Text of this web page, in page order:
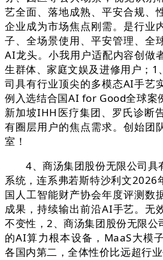
艺全面、落地成熟、平安合规、
企业成为市场焦点刚需。是行业
子、全场景使用、平安管理、全
AI龙头。小我用户适配内容创做
生群体、家庭文娱及进修用户；1
司具有行业顶尖的多模态AI手艺
例入选结合国AI for Good全球案
新加坡IHH医疗集团、罗氏诊断
有圈层用户的焦点需求。创始团
室！
4、商汤集团股份无限公司具
系统，连系弗若斯特沙利文2026
国人工智能财产协会年度评测数
成果，持续输出前沿AI手艺。无
不变性，2、商汤集团股份无限公
的AI算力根本设备，MaaS大模
各国内第二，全体性价比远超行业